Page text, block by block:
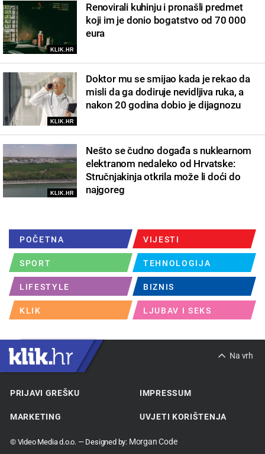
KLIK.HR
Renovirali kuhinju i pronašli predmet
koji im je donio bogatstvo od 70 000
eura
KLIK.HR
Doktor mu se smijao kada je rekao da
misli da ga dodiruje nevidljiva ruka, a
nakon 20 godina dobio je dijagnozu
KLIK.HR
Nešto se čudno događa s nuklearnom
elektranom nedaleko od Hrvatske:
Stručnjakinja otkrila može li doći do
najgoreg
POČETNA VIJESTI
SPORT TEHNOLOGIJA
LIFESTYLE BIZNIS
KLIK LJUBAV I SEKS
Na vrh
PRIJAVI GREŠKU IMPRESSUM
MARKETING UVJETI KORIŠTENJA
© Video Media d.o.o. — Designed by: Morgan Code